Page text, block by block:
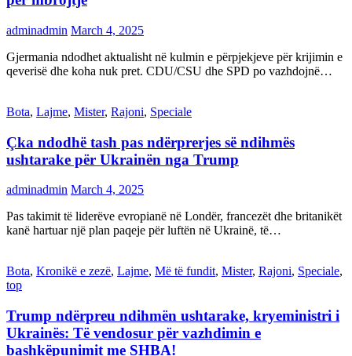
adminadmin March 4, 2025
Gjermania ndodhet aktualisht në kulmin e përpjekjeve për krijimin e
qeverisë dhe koha nuk pret. CDU/CSU dhe SPD po vazhdojnë…
Bota, Lajme, Mister, Rajoni, Speciale
Çka ndodhë tash pas ndërprerjes së ndihmës
ushtarake për Ukrainën nga Trump
adminadmin March 4, 2025
Pas takimit të liderëve evropianë në Londër, francezët dhe britanikët
kanë hartuar një plan paqeje për luftën në Ukrainë, të…
Bota, Kronikë e zezë, Lajme, Më të fundit, Mister, Rajoni, Speciale,
top
Trump ndërpreu ndihmën ushtarake, kryeministri i
Ukrainës: Të vendosur për vazhdimin e
bashkëpunimit me SHBA!